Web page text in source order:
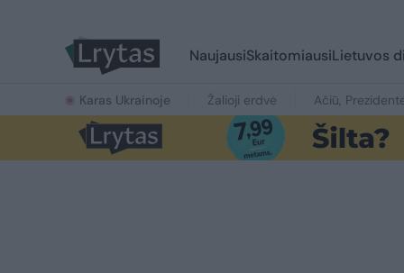
NaujausiSkaitomiausiLietuvos
Karas Ukrainoje Žalioji erdvė Ačiū,